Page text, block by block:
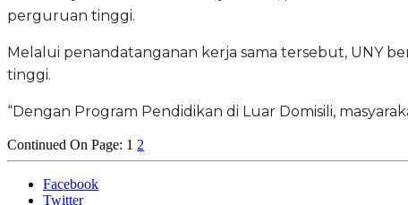
perguruan tinggi.
Melalui penandatanganan kerja sama tersebut, UNY
tinggi.
“Dengan Program Pendidikan di Luar Domisili,
Continued On Page: 1 2
Facebook
Twitter